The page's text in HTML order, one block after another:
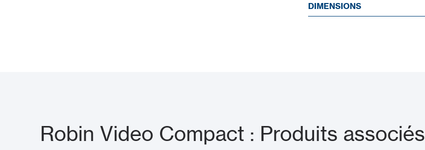
DIMENSIONS
Robin Video Compact : Produits associés